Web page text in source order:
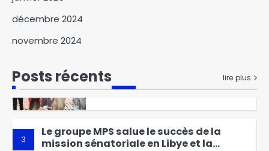
décembre 2024
novembre 2024
Posts récents lire plus
2
‎La commune du 3ᵉ
arrondissement de la ville de
formation des jeunes aux
métiers du pavage
3
Le groupe MPS salue le succès de la
mission sénatoriale en Libye et la